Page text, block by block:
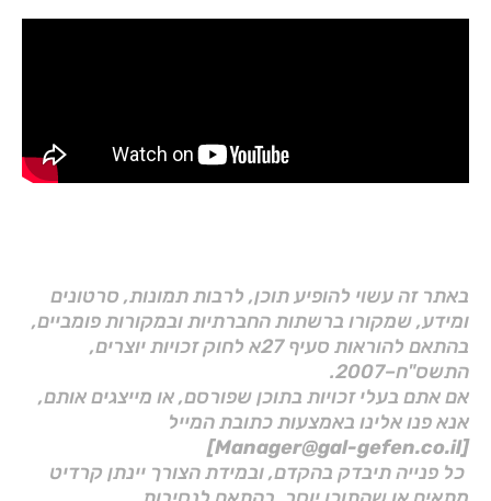
באתר זה עשוי להופיע תוכן, לרבות תמונות, סרטונים
ומידע, שמקורו ברשתות החברתיות ובמקורות פומביים,
בהתאם להוראות סעיף 27א לחוק זכויות יוצרים,
התשס"ח–2007.
אם אתם בעלי זכויות בתוכן שפורסם, או מייצגים אותם,
אנא פנו אלינו באמצעות כתובת המייל
[Manager@gal-gefen.co.il]
כל פנייה תיבדק בהקדם, ובמידת הצורך יינתן קרדיט